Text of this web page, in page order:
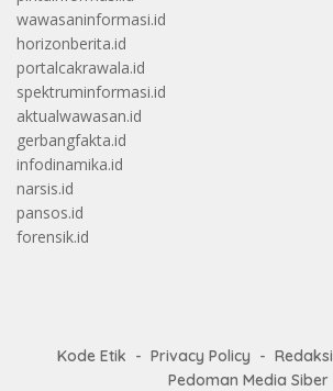
wawasaninformasi.id
horizonberita.id
portalcakrawala.id
spektruminformasi.id
aktualwawasan.id
gerbangfakta.id
infodinamika.id
narsis.id
pansos.id
forensik.id
Kode Etik Privacy Policy Redaksi
Pedoman Media Siber